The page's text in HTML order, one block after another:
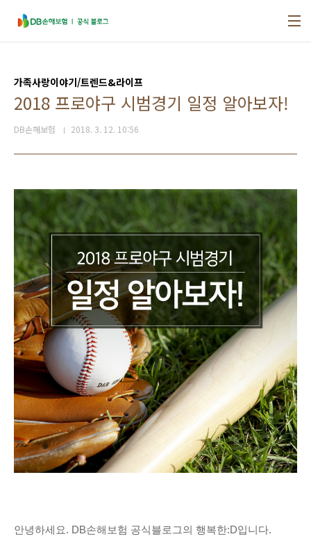
가족사랑이야기/트렌드&라이프
2018 프로야구 시범경기 일정 알아보자!
DB손해보험 2018. 3. 12. 10:56
안녕하세요. DB손해보험 공식블로그의 행복한:D입니다.